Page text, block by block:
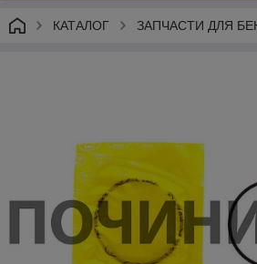
КАТАЛОГ ЗАПЧАСТИ ДЛЯ